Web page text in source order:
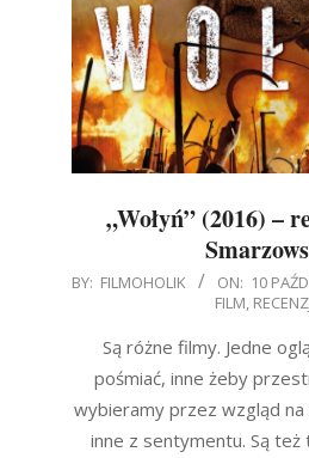
„Wołyń” (2016) –
2016-
BY: FILMOHOLIK ON: 10
FILM,
Są różne filmy. Jedne
pośmiać, inne żeby
wybieramy przez wzgląd
inne z sentymentu. Są też